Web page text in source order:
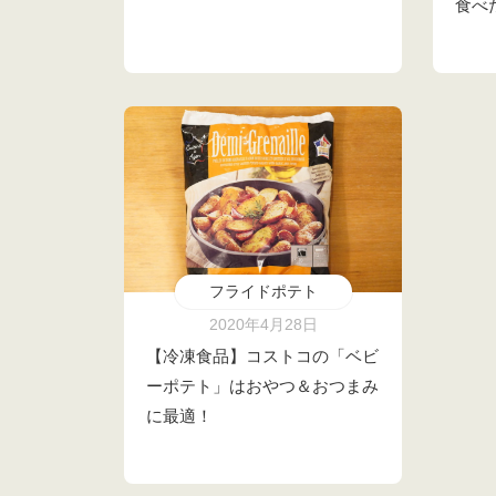
食べ
フライドポテト
2020年4月28日
【冷凍食品】コストコの「ベビ
ーポテト」はおやつ＆おつまみ
に最適！